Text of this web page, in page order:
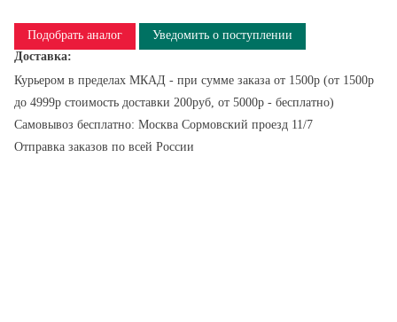
Подобрать аналог
Уведомить о поступлении
Доставка:
Курьером в пределах МКАД - при сумме заказа от 1500р (от 1500р
до 4999р стоимость доставки 200руб, от 5000р - бесплатно)
Самовывоз бесплатно: Москва Сормовский проезд 11/7
Отправка заказов по всей России